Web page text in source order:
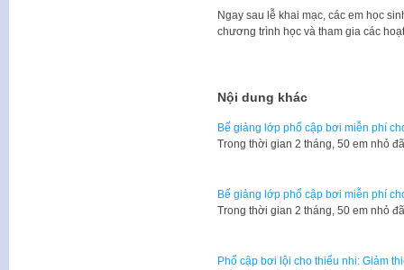
Ngay sau lễ khai mạc, các em học
chương trình học và tham gia các
Nội dung khác
Bế giảng lớp phổ cập bơi miễn phí
Trong thời gian 2 tháng, 50 em nhỏ
Bế giảng lớp phổ cập bơi miễn phí
Trong thời gian 2 tháng, 50 em nhỏ
Phổ cập bơi lội cho thiếu nhi: Giảm